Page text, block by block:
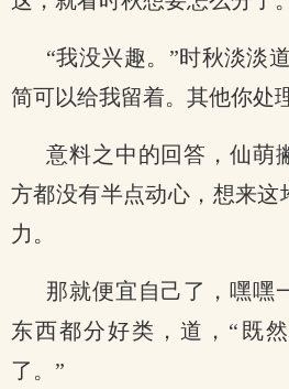
“我没兴趣。”时秋淡淡
简可以给我留着。其他你处
意料之中的回答，仙萌
方都没有半点动心，想来这
力。
那就便宜自己了，嘿嘿
东西都分好类，道，“既
了。”